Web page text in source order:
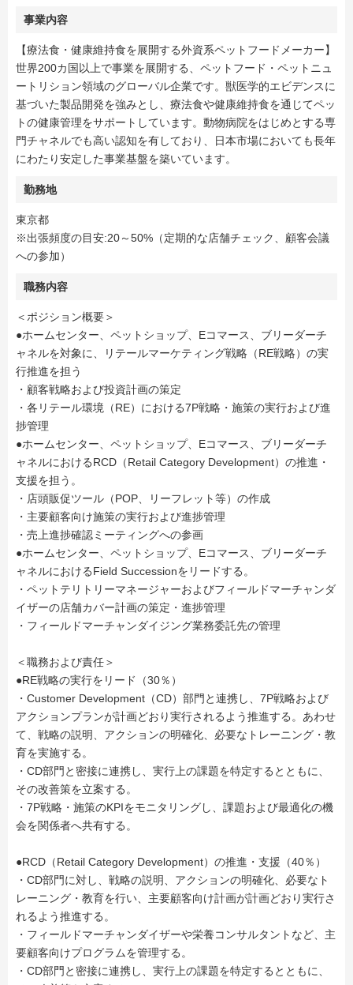
事業内容
【療法食・健康維持食を展開する外資系ペットフードメーカー】
世界200カ国以上で事業を展開する、ペットフード・ペットニュ
ートリション領域のグローバル企業です。獣医学的エビデンスに
基づいた製品開発を強みとし、療法食や健康維持食を通じてペッ
トの健康管理をサポートしています。動物病院をはじめとする専
門チャネルでも高い認知を有しており、日本市場においても長年
にわたり安定した事業基盤を築いています。
勤務地
東京都
※出張頻度の目安:20～50%（定期的な店舗チェック、顧客会議
への参加）
職務内容
＜ポジション概要＞
●ホームセンター、ペットショップ、Eコマース、ブリーダーチ
ャネルを対象に、リテールマーケティング戦略（RE戦略）の実
行推進を担う
・顧客戦略および投資計画の策定
・各リテール環境（RE）における7P戦略・施策の実行および進
捗管理
●ホームセンター、ペットショップ、Eコマース、ブリーダーチ
ャネルにおけるRCD（Retail Category Development）の推進・
支援を担う。
・店頭販促ツール（POP、リーフレット等）の作成
・主要顧客向け施策の実行および進捗管理
・売上進捗確認ミーティングへの参画
●ホームセンター、ペットショップ、Eコマース、ブリーダーチ
ャネルにおけるField Successionをリードする。
・ペットテリトリーマネージャーおよびフィールドマーチャンダ
イザーの店舗カバー計画の策定・進捗管理
・フィールドマーチャンダイジング業務委託先の管理
＜職務および責任＞
●RE戦略の実行をリード（30％）
・Customer Development（CD）部門と連携し、7P戦略および
アクションプランが計画どおり実行されるよう推進する。あわせ
て、戦略の説明、アクションの明確化、必要なトレーニング・教
育を実施する。
・CD部門と密接に連携し、実行上の課題を特定するとともに、
その改善策を立案する。
・7P戦略・施策のKPIをモニタリングし、課題および最適化の機
会を関係者へ共有する。
●RCD（Retail Category Development）の推進・支援（40％）
・CD部門に対し、戦略の説明、アクションの明確化、必要なト
レーニング・教育を行い、主要顧客向け計画が計画どおり実行さ
れるよう推進する。
・フィールドマーチャンダイザーや栄養コンサルタントなど、主
要顧客向けプログラムを管理する。
・CD部門と密接に連携し、実行上の課題を特定するとともに、